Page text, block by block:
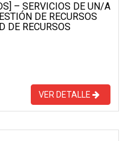
– SERVICIOS DE UN/A
DE RECURSOS
DE RECURSOS
VER DETALLE